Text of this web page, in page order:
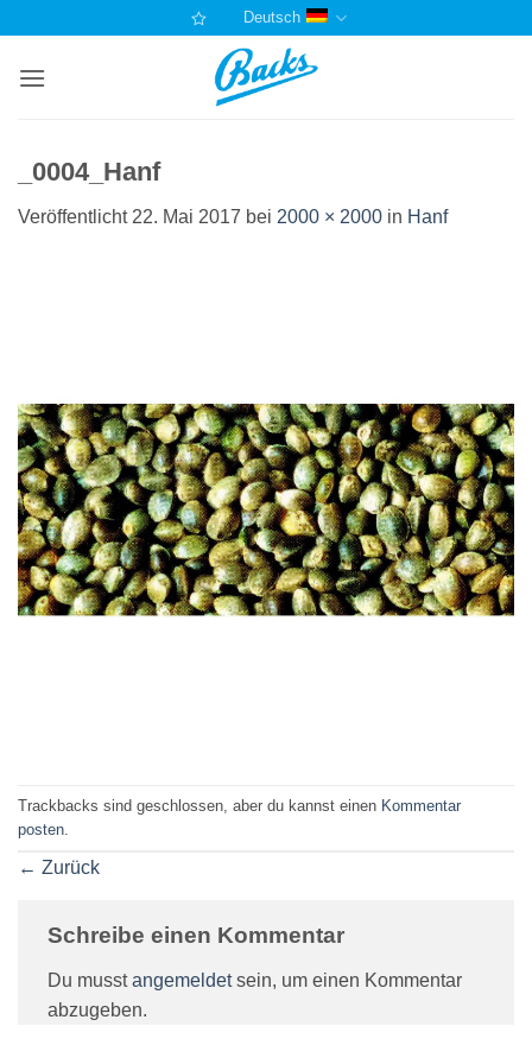
springen
Deutsch
_0004_Hanf
Veröffentlicht 22. Mai 2017 bei 2000 × 2000 in Hanf
Trackbacks sind geschlossen, aber du kannst einen Kommentar
posten
← Zurück
Schreibe einen Kommentar
Du musstangemeldetsein, um einen Kommentar
abzugeben.